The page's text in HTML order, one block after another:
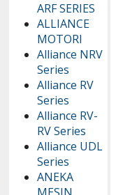
ARF SERIES
ALLIANCE
MOTORI
Alliance NRV
Series
Alliance RV
Series
Alliance RV-
RV Series
Alliance UDL
Series
ANEKA